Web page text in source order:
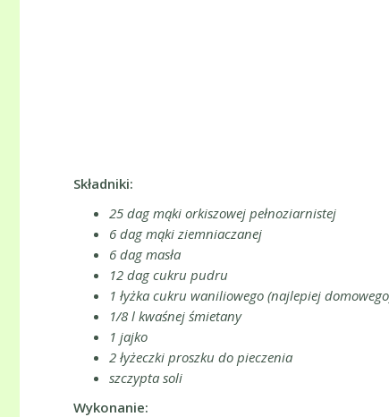
Składniki:
25 dag mąki orkiszowej pełnoziarnistej
6 dag mąki ziemniaczanej
6 dag masła
12 dag cukru pudru
1 łyżka cukru waniliowego (najlepiej
1/8 l kwaśnej śmietany
1 jajko
2 łyżeczki proszku do pieczenia
szczypta soli
Wykonanie: